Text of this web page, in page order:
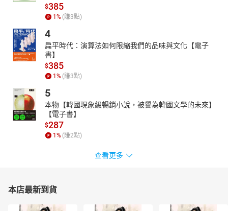
$385
1% (賺3點)
4
扁平時代：演算法如何限縮我們的品味與文化【電子
書】
$385
1% (賺3點)
5
本物【韓國現象級暢銷小說，被譽為韓國文學的未來】
【電子書】
$287
1% (賺2點)
查看更多
本店最新到貨